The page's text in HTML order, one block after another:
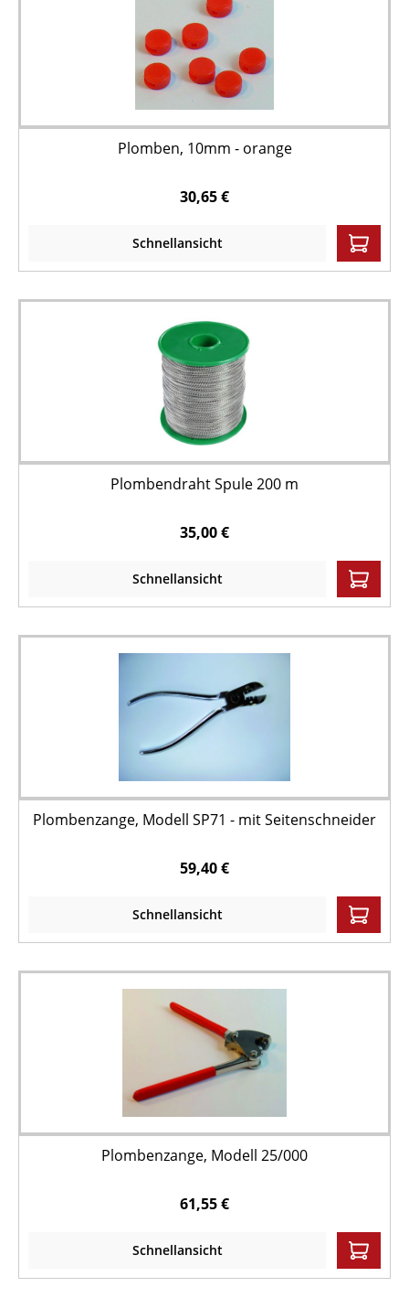
Plomben, 10mm - orange
30,65 €
Schnellansicht
Plombendraht Spule 200 m
35,00 €
Schnellansicht
Plombenzange, Modell SP71 - mit Seitenschneider
59,40 €
Schnellansicht
Plombenzange, Modell 25/000
61,55 €
Schnellansicht